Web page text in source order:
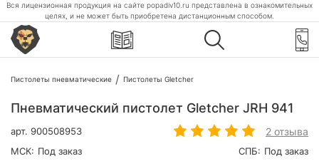
Вся лицензионная продукция на сайте popadiv10.ru представлена в ознакомительных
целях, и не может быть приобретена дистанционным способом.
Пистолеты пневматические Пистолеты Gletcher
Пневматический пистолет Gletcher JRH 941
арт. 900508953 2 отзыва
МСК: Под заказ СПБ: Под заказ